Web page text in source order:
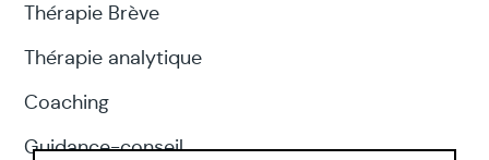
Thérapie Brève
Thérapie analytique
Coaching
Guidance-conseil